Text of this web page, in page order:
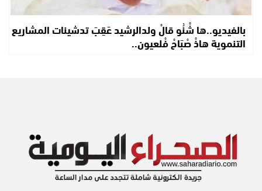
بالفيديو..ها شْنُو قالْ ولدالرشيد عَقِبَ تدشينات المشاريع
التنموية هاذْ صْبَاحْ فْلعيون..